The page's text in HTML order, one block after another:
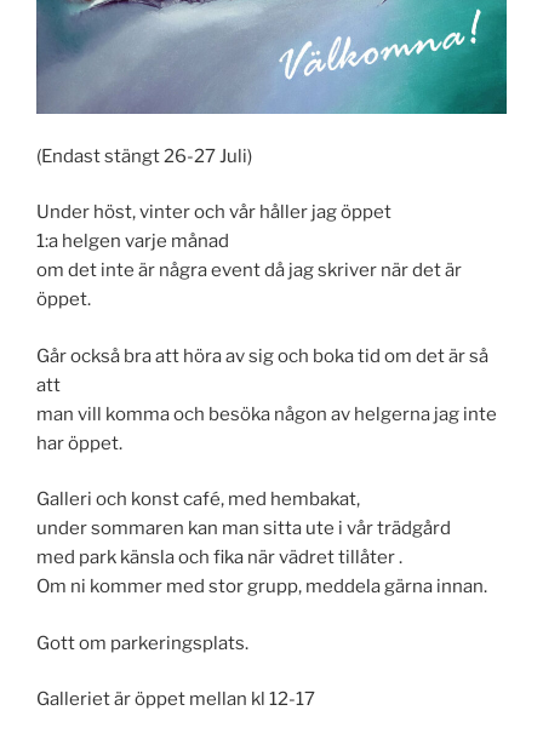
(Endast stängt 26-27 Juli)
Under höst, vinter och vår håller jag öppet
1:a helgen varje månad
om det inte är några event då jag skriver när det är
öppet.
Går också bra att höra av sig och boka tid om det är så
att
man vill komma och besöka någon av helgerna jag inte
har öppet.
Galleri och konst café, med hembakat,
under sommaren kan man sitta ute i vår trädgård
med park känsla och fika när vädret tillåter .
Om ni kommer med stor grupp, meddela gärna innan.
Gott om parkeringsplats.
Galleriet är öppet mellan kl 12-17